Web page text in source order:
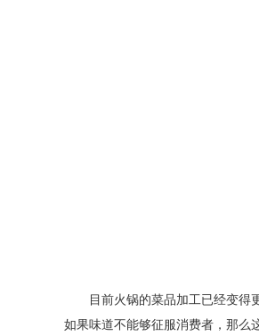
目前火锅的菜品加工已经变得
如果味道不能够征服消费者 ，那么